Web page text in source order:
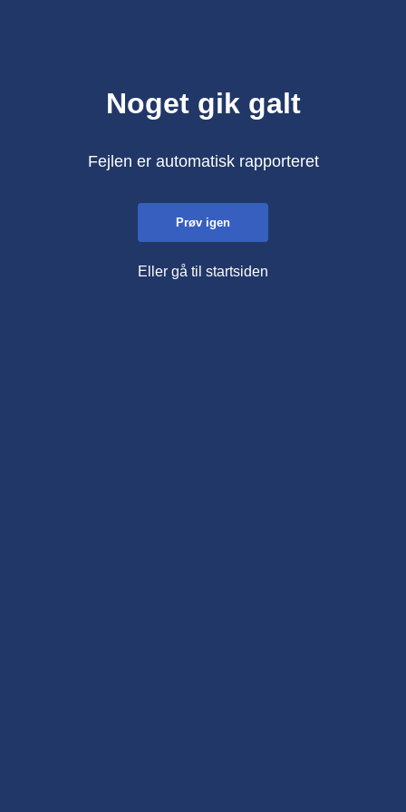
Noget gik galt
Fejlen er automatisk rapporteret
Prøv igen
Eller gå til startsiden